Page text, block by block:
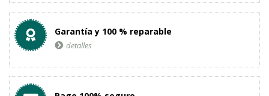
Garantía y 100 % reparable
detalles